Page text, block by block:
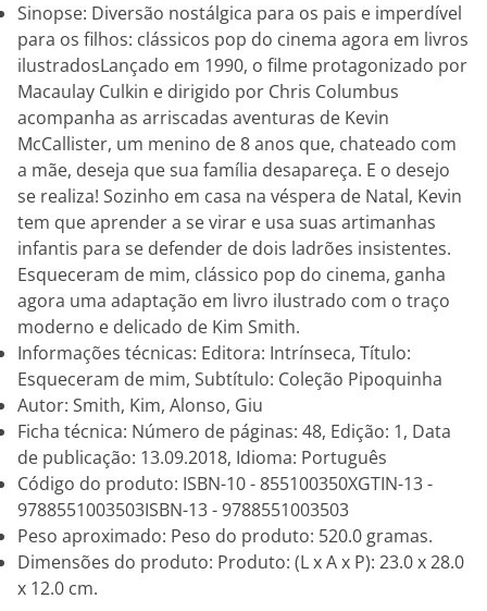
Sinopse: Diversão nostálgica para os pais e imperdível
para os filhos: clássicos pop do cinema agora em livros
ilustradosLançado em 1990, o filme protagonizado por
Macaulay Culkin e dirigido por Chris Columbus
acompanha as arriscadas aventuras de Kevin
McCallister, um menino de 8 anos que, chateado com
a mãe, deseja que sua família desapareça. E o desejo
se realiza! Sozinho em casa na véspera de Natal, Kevin
tem que aprender a se virar e usa suas artimanhas
infantis para se defender de dois ladrões insistentes.
Esqueceram de mim, clássico pop do cinema, ganha
agora uma adaptação em livro ilustrado com o traço
moderno e delicado de Kim Smith.
Informações técnicas: Editora: Intrínseca, Título:
Esqueceram de mim, Subtítulo: Coleção Pipoquinha
Autor: Smith, Kim, Alonso, Giu
Ficha técnica: Número de páginas: 48, Edição: 1, Data
de publicação: 13.09.2018, Idioma: Português
Código do produto: ISBN-10 - 855100350XGTIN-13 -
9788551003503ISBN-13 - 9788551003503
Peso aproximado: Peso do produto: 520.0 gramas.
Dimensões do produto: Produto: (L x A x P): 23.0 x 28.0
x 12.0 cm.